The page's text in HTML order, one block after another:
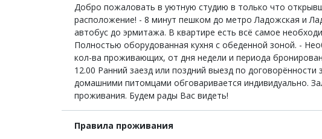
Добро пожаловать в уютную студию в только что
расположение! - 8 минут пешком до метро Ладожская и
автобус до эрмитажа. В квартире есть всё самое
Полностью оборудованная кухня с обеденной зоной. -
кол-ва проживающих, от дня недели и периода
12.00 Ранний заезд или поздний выезд по
домашними питомцами обговаривается индивидуально.
проживания. Будем рады Вас видеть!
Правила проживания